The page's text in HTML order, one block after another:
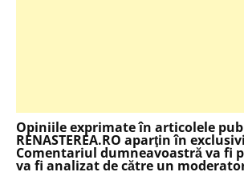
Opiniile exprimate în articolele
RENASTEREA.RO aparţin în
Comentariul dumneavoastră va fi
va fi analizat de către un